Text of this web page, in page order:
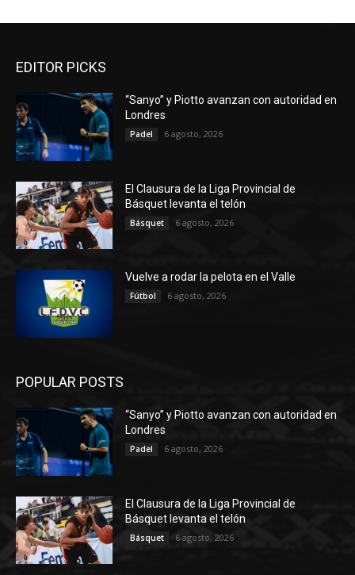
EDITOR PICKS
“Sanyo” y Piotto avanzan con autoridad en
Londres
Padel 6 agosto, 2026
El Clausura de la Liga Provincial de
Básquet levanta el telón
Básquet 6 agosto, 2026
Vuelve a rodar la pelota en el Valle
Fútbol 6 agosto, 2026
POPULAR POSTS
“Sanyo” y Piotto avanzan con autoridad en
Londres
Padel 6 agosto, 2026
El Clausura de la Liga Provincial de
Básquet levanta el telón
Básquet 6 agosto, 2026